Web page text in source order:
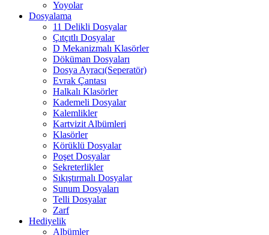
Yoyolar
Dosyalama
11 Delikli Dosyalar
Çıtçıtlı Dosyalar
D Mekanizmalı Klasörler
Döküman Dosyaları
Dosya Ayracı(Seperatör)
Evrak Çantası
Halkalı Klasörler
Kademeli Dosyalar
Kalemlikler
Kartvizit Albümleri
Klasörler
Körüklü Dosyalar
Poşet Dosyalar
Sekreterlikler
Sıkıştırmalı Dosyalar
Sunum Dosyaları
Telli Dosyalar
Zarf
Hediyelik
Albümler